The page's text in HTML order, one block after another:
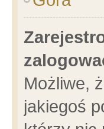
Możliwe,
jakiegoś